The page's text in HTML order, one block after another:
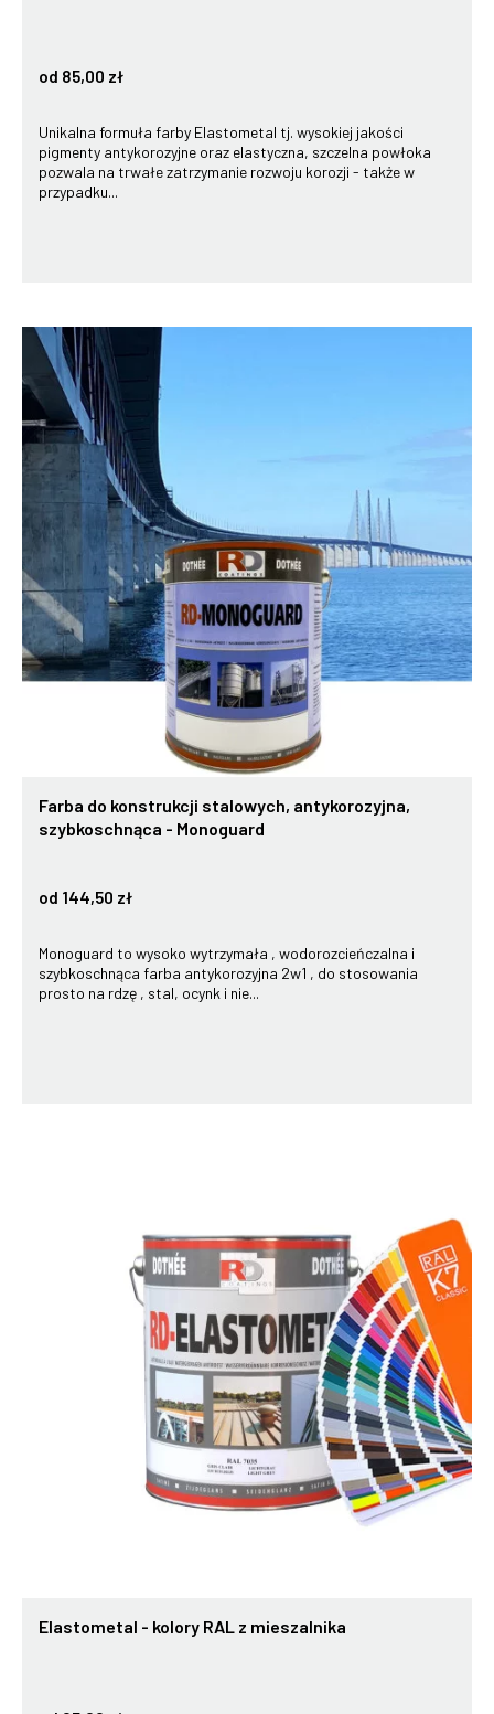
od 85,00 zł
Unikalna formuła farby Elastometal tj. wysokiej jakości
pigmenty antykorozyjne oraz elastyczna, szczelna powłoka
pozwala na trwałe zatrzymanie rozwoju korozji - także w
przypadku...
Farba do konstrukcji stalowych, antykorozyjna,
szybkoschnąca - Monoguard
od 144,50 zł
Monoguard to wysoko wytrzymała , wodorozcieńczalna i
szybkoschnąca farba antykorozyjna 2w1 , do stosowania
prosto na rdzę , stal, ocynk i nie...
Elastometal - kolory RAL z mieszalnika